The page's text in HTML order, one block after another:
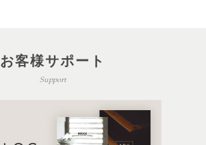
お客様サポート
Support